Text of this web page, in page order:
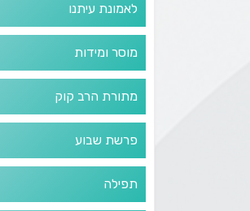
לאמונת עיתנו
מוסר ומידות
מתורת הרב קוק
פרשת שבוע
תפילה